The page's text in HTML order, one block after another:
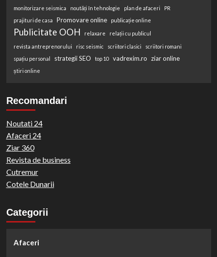
monitorizare seismica
noutăți în tehnologie plan de afaceri
PR
prajituri de casa
Promovare online publicație online
Publicitate OOH relaxare relații cu publicul
revista antreprenorului risc seismic scriitori clasici
scriitori romani
spațiu personal
strategii SEO top 10 vadrexim.ro ziar online
știri online
Recomandari
Noutati 24
Afaceri 24
Ziar 360
Revista de business
Cutremur
Cotele Dunarii
Categorii
Afaceri